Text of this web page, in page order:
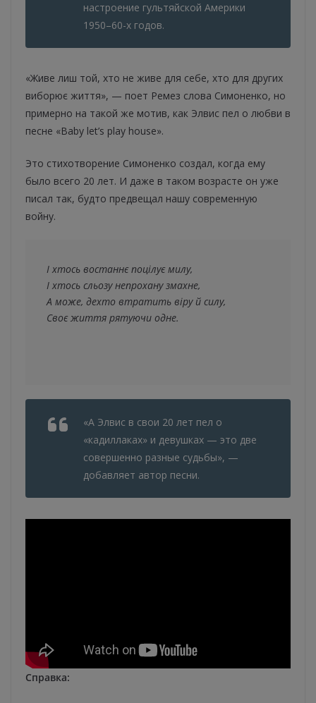
настроение гультяйской Америки
1950–60-х годов.
«Живе лиш той, хто не живе для себе, хто для других
виборює життя», — поет Ремез слова Симоненко, но
примерно на такой же мотив, как Элвис пел о любви в
песне «Baby let’s play house».
Это стихотворение Симоненко создал, когда ему
было всего 20 лет. И даже в таком возрасте он уже
писал так, будто предвещал нашу современную
войну.
І хтось востаннє поцілує милу,
І хтось сльозу непрохану змахне,
А може, дехто втратить віру й силу,
Своє життя рятуючи одне.
«А Элвис в свои 20 лет пел о
«кадиллаках» и девушках — это две
совершенно разные судьбы», —
добавляет автор песни.
Справка: